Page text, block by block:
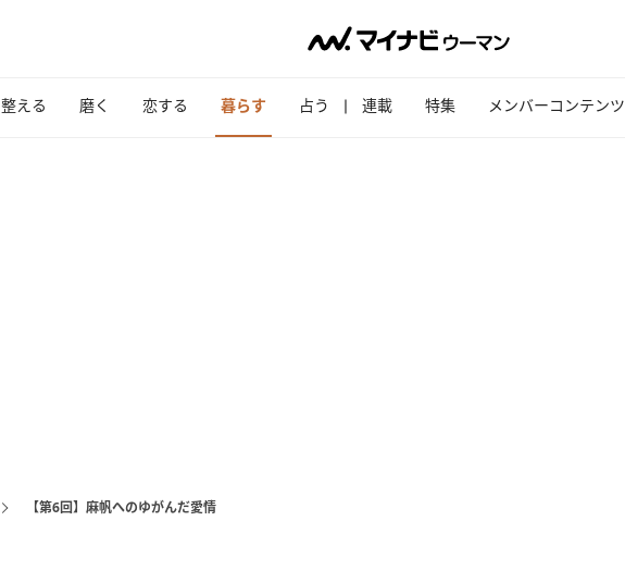
整える 磨く 恋する 暮らす 占う 連載 特集 メンバーコンテンツ
【第6回】麻帆へのゆがんだ愛情